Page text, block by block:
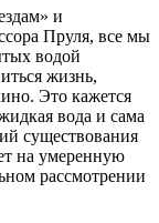
и
Пруля, все мы
водой
жизнь,
Это кажется
вода и сама
существования
на умеренную
рассмотрении